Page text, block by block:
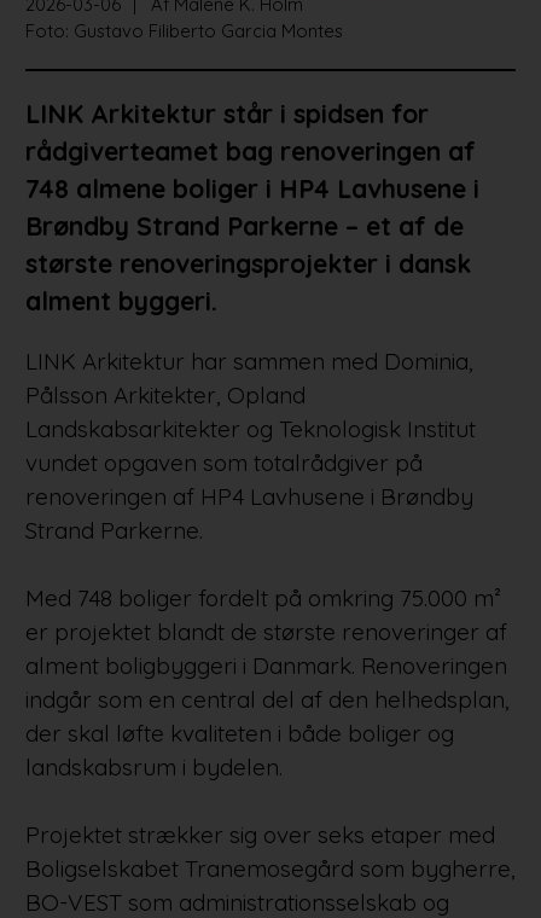
Foto: Gustavo Filiberto Garcia Montes
LINK Arkitektur står i spidsen for
rådgiverteamet bag renoveringen af
748 almene boliger i HP4 Lavhusene i
Brøndby Strand Parkerne – et af de
største renoveringsprojekter i dansk
alment byggeri.
LINK Arkitektur har sammen med Dominia,
Pålsson Arkitekter, Opland
Landskabsarkitekter og Teknologisk Institut
vundet opgaven som totalrådgiver på
renoveringen af HP4 Lavhusene i Brøndby
Strand Parkerne.
Med 748 boliger fordelt på omkring 75.000 m²
er projektet blandt de største renoveringer af
alment boligbyggeri i Danmark. Renoveringen
indgår som en central del af den helhedsplan,
der skal løfte kvaliteten i både boliger og
landskabsrum i bydelen.
Projektet strækker sig over seks etaper med
Boligselskabet Tranemosegård som bygherre,
BO-VEST som administrationsselskab og